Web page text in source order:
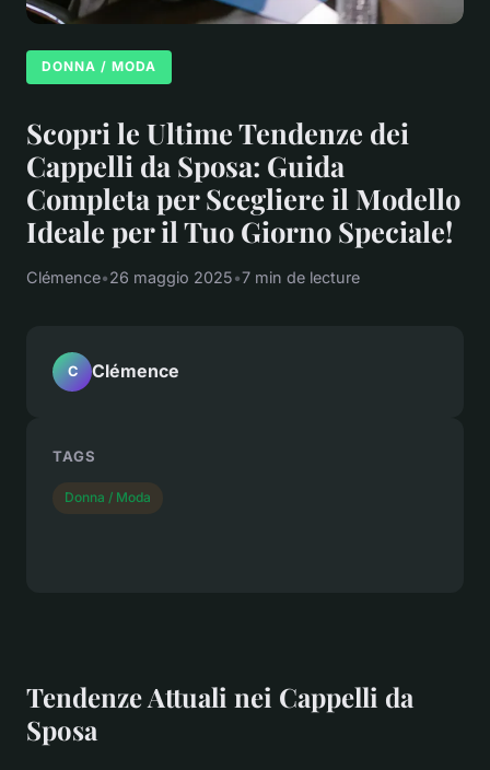
DONNA / MODA
Scopri le Ultime Tendenze dei
Cappelli da Sposa: Guida
Completa per Scegliere il Modello
Ideale per il Tuo Giorno Speciale!
Clémence•26 maggio 2025•7 min de lecture
Tendenze Attuali nei Cappelli da
Sposa
C Clémence
TAGS
Donna / Moda